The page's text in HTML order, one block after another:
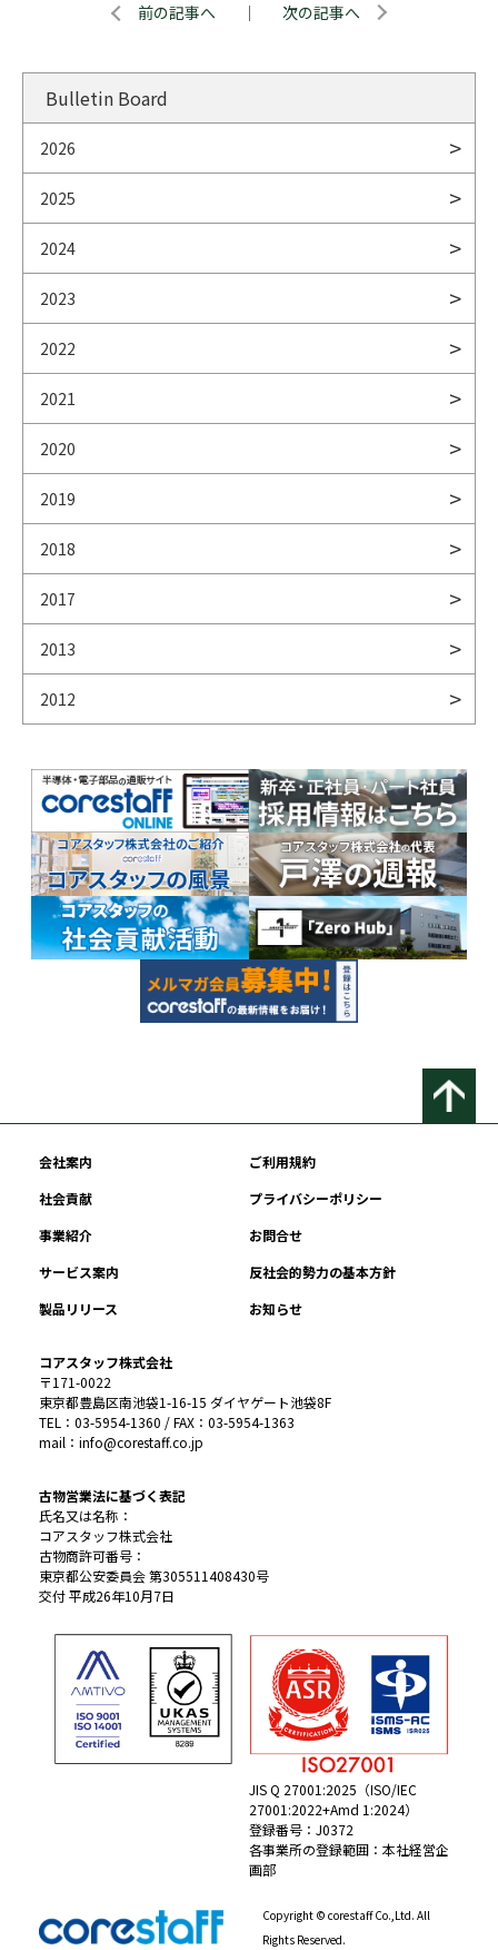
前の記事へ ｜ 次の記事へ
Bulletin Board
2026
2025
2024
2023
2022
2021
2020
2019
2018
2017
2013
2012
会社案内
ご利用規約
社会貢献
プライバシーポリシー
事業紹介
お問合せ
サービス案内
反社会的勢力の基本方針
製品リリース
お知らせ
コアスタッフ株式会社
〒171-0022
東京都豊島区南池袋1-16-15 ダイヤゲート池袋8F
TEL：03-5954-1360 / FAX：03-5954-1363
mail：info@corestaff.co.jp
古物営業法に基づく表記
氏名又は名称：
コアスタッフ株式会社
古物商許可番号：
東京都公安委員会 第305511408430号
交付 平成26年10月7日
JIS Q 27001:2025（ISO/IEC
27001:2022+Amd 1:2024）
登録番号：J0372
各事業所の登録範囲：本社経営企
画部
Copyright © corestaff Co.,Ltd. All
Rights Reserved.